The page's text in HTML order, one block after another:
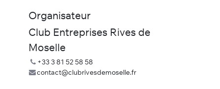
Organisateur
Club Entreprises Rives de
Moselle
+33 3 81 52 58 58
contact@clubrivesdemoselle.fr